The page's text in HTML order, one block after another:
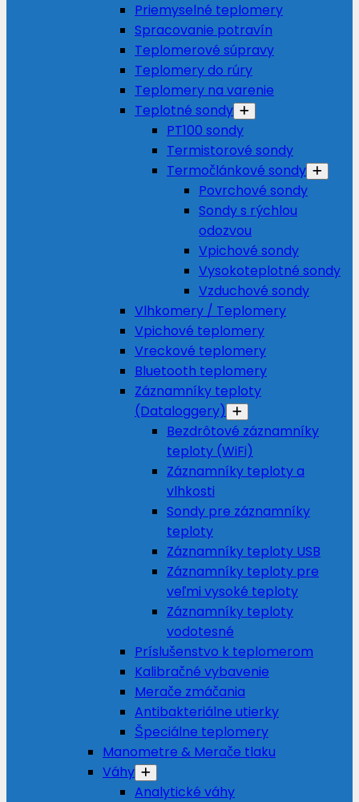
Priemyselné teplomery
Spracovanie potravín
Teplomerové súpravy
Teplomery do rúry
Teplomery na varenie
Teplotné sondy
PT100 sondy
Termistorové sondy
Termočlánkové sondy
Povrchové sondy
Sondy s rýchlou
odozvou
Vpichové sondy
Vysokoteplotné sondy
Vzduchové sondy
Vlhkomery / Teplomery
Vpichové teplomery
Vreckové teplomery
Bluetooth teplomery
Záznamníky teploty
(Dataloggery)
Bezdrôtové záznamníky
teploty (WiFi)
Záznamníky teploty a
vlhkosti
Sondy pre záznamníky
teploty
Záznamníky teploty USB
Záznamníky teploty pre
veľmi vysoké teploty
Záznamníky teploty
vodotesné
Príslušenstvo k teplomerom
Kalibračné vybavenie
Merače zmáčania
Antibakteriálne utierky
Špeciálne teplomery
Manometre & Merače tlaku
Váhy
Analytické váhy